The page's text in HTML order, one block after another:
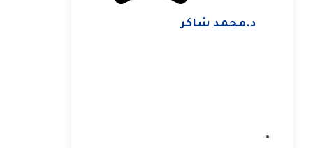
د.محمد شاكر